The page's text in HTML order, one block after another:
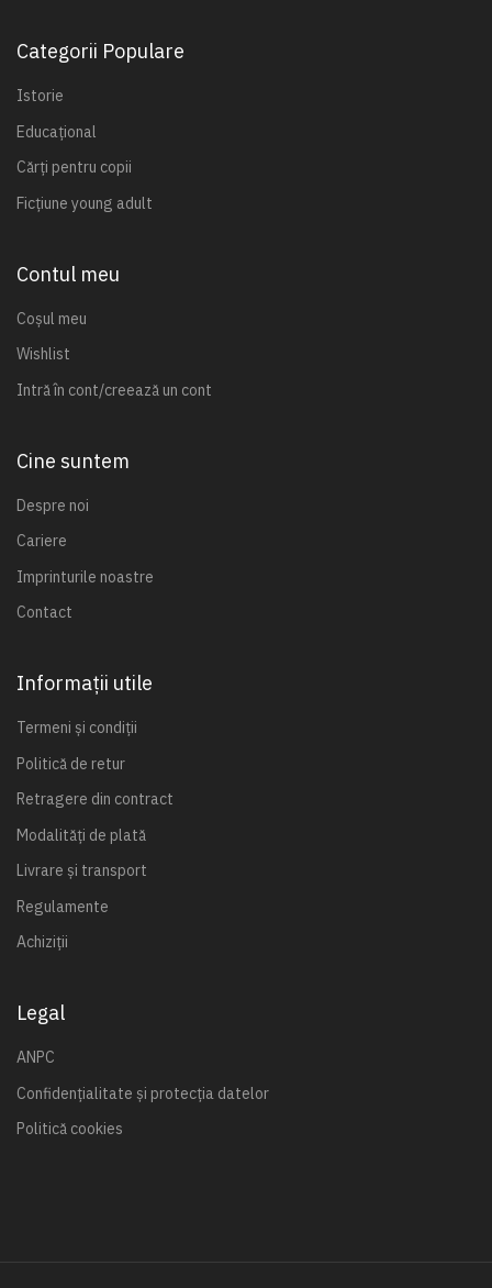
Categorii Populare
Istorie
Educațional
Cărți pentru copii
Ficțiune young adult
Contul meu
Coșul meu
Wishlist
Intră în cont/creează un cont
Cine suntem
Despre noi
Cariere
Imprinturile noastre
Contact
Informații utile
Termeni și condiții
Politică de retur
Retragere din contract
Modalități de plată
Livrare și transport
Regulamente
Achiziții
Legal
ANPC
Confidențialitate și protecția datelor
Politică cookies